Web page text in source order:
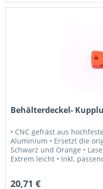
Behälterdeckel-
• CNC gefräst aus
Aluminium • Ersetzt die
Schwarz und Orange •
Extrem leicht • Inkl.
20,71 €